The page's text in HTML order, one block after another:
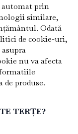
automat prin
similare,
Odată
de cookie-uri,
nu va afecta
de produse.
TERȚE?